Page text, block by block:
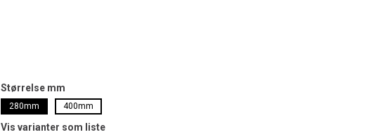
Størrelse mm
280mm 400mm
Vis varianter som liste